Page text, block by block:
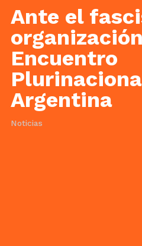
Ante el
Encuentro
Argentina
Noticias